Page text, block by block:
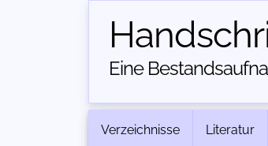
Eine
Verzeichnisse Literatur